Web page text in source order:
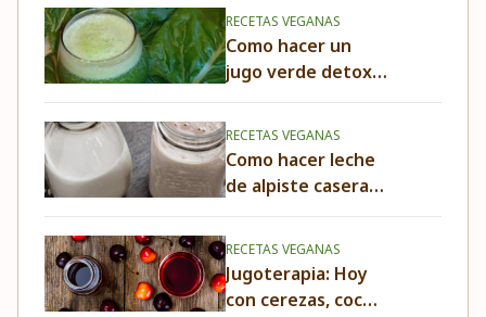
RECETAS VEGANAS
Como hacer un
jugo verde detox
de Acelgas y
RECETAS VEGANAS
Como hacer leche
de alpiste casera
en menos de 3
RECETAS VEGANAS
Jugoterapia: Hoy
con cerezas, coco y